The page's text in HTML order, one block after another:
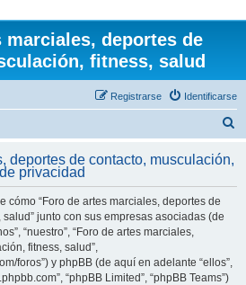
marciales, deportes de
fitness, salud
Identificarse
Registrarse
c
deportes de contacto, musculación,
privacidad
cómo “Foro de artes marciales, deportes de
junto con sus empresas asociadas (de
“nuestro”, “Foro de artes marciales,
fitness, salud”,
foros”) y phpBB (de aquí en adelante “ellos”,
“phpBB Limited”, “phpBB Teams”)